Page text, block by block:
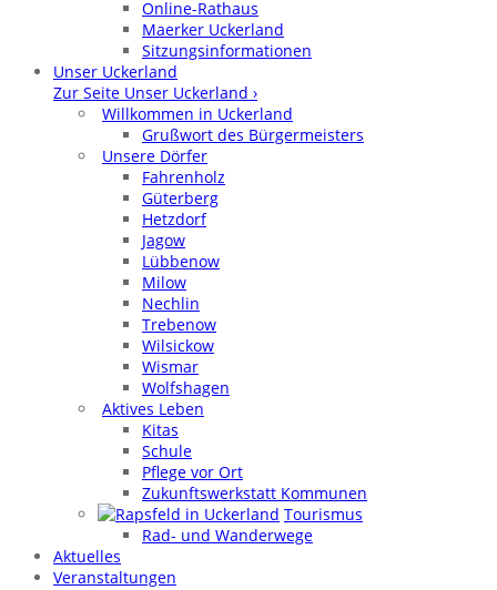
Online-Rathaus
Maerker Uckerland
Sitzungsinformationen
Unser Uckerland
Zur Seite Unser Uckerland ›
Willkommen in Uckerland
Grußwort des Bürgermeisters
Unsere Dörfer
Fahrenholz
Güterberg
Hetzdorf
Jagow
Lübbenow
Milow
Nechlin
Trebenow
Wilsickow
Wismar
Wolfshagen
Aktives Leben
Kitas
Schule
Pflege vor Ort
Zukunftswerkstatt Kommunen
Tourismus
Rad- und Wanderwege
Aktuelles
Veranstaltungen